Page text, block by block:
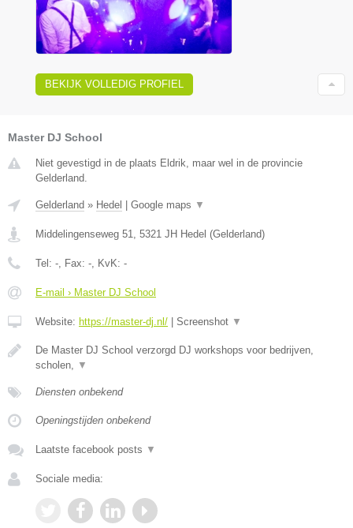
BEKIJK VOLLEDIG PROFIEL
Master DJ School
Niet gevestigd in de plaats Eldrik, maar wel in de provincie
Gelderland.
Gelderland » Hedel Google maps ▼
Middelingenseweg 51 5321 JH Hedel (Gelderland)
Tel: - , Fax: - , KvK: -
E-mail › Master DJ School
Website: https://master-dj.nl/ Screenshot ▼
De Master DJ School verzorgd DJ workshops voor bedrijven,
scholen,
▼
Diensten onbekend
Openingstijden onbekend
Laatste facebook posts ▼
Sociale media: